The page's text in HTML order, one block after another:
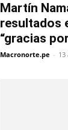
Martín
resultados
“gracias
Macronorte.pe - 13